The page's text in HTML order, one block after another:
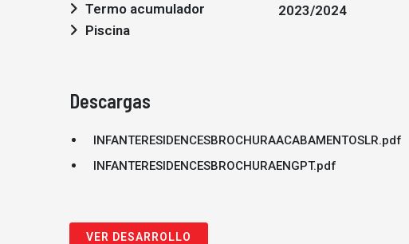
Termo acumulador
Piscina
2023/2024
Descargas
INFANTERESIDENCESBROCHURAACABAMENTOSLR.pdf
INFANTERESIDENCESBROCHURAENGPT.pdf
VER DESARROLLO